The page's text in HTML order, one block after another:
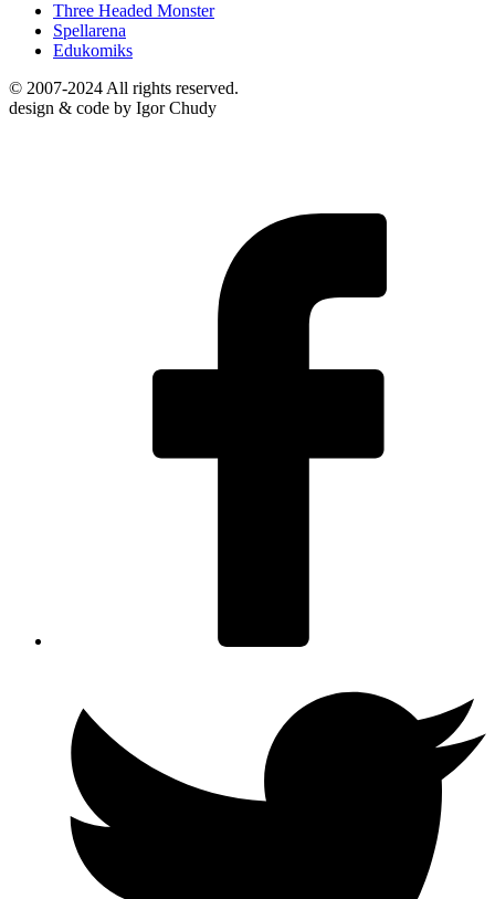
Three Headed Monster
Spellarena
Edukomiks
© 2007-2024 All rights reserved.
design & code by Igor Chudy